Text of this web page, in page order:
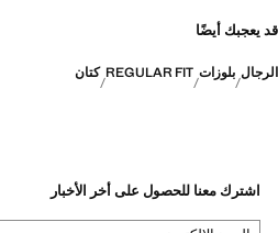
قد يعجبك أيضًا
الرجال بلوزات REGULAR FIT كتان
اشترك معنا للحصول على أخر الأخبار